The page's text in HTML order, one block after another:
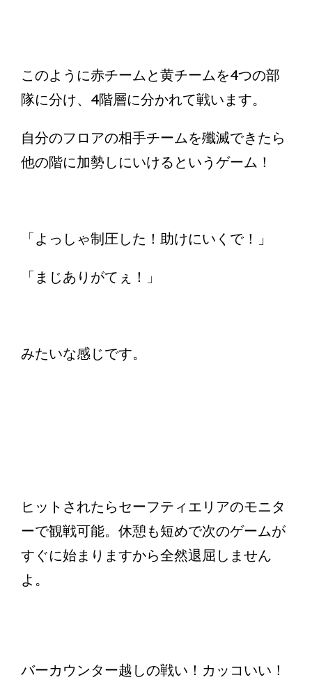
このように赤チームと黄チームを4つの部
隊に分け、4階層に分かれて戦います。
自分のフロアの相手チームを殲滅できたら
他の階に加勢しにいけるというゲーム！
「よっしゃ制圧した！助けにいくで！」
「まじありがてぇ！」
みたいな感じです。
ヒットされたらセーフティエリアのモニタ
ーで観戦可能。休憩も短めで次のゲームが
すぐに始まりますから全然退屈しません
よ。
バーカウンター越しの戦い！カッコいい！